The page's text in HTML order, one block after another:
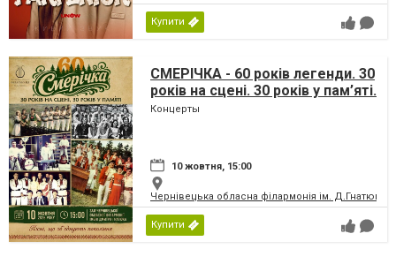
Купити
СМЕРІЧКА - 60 років легенди. 30
років на сцені. 30 років у пам’яті.
Концерты
10 жовтня, 15:00
Чернівецька обласна філармонія ім. Д.Гнатюка
Купити